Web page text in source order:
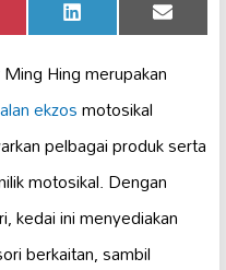
Share
on
LinkedIn Share
on
Email
Hing merupakan
ekzosmotosikal
pelbagai produk serta
motosikal. Dengan
kedai ini menyediakan
berkaitan, sambil